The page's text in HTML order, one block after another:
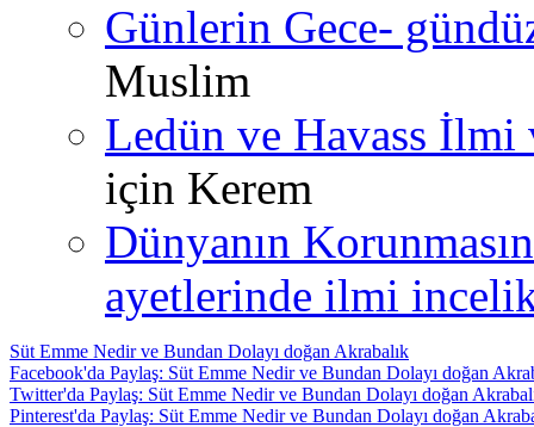
Günlerin Gece-
Muslim
Ledün ve Havass İlmi
için Kerem
Dünyanın
ayetlerinde ilmi
Süt Emme Nedir ve Bundan Dolayı doğan Akrabalık
Facebook'da Paylaş: Süt Emme Nedir ve Bundan Dolayı doğan
Twitter'da Paylaş: Süt Emme Nedir ve Bundan Dolayı doğan
Pinterest'da Paylaş: Süt Emme Nedir ve Bundan Dolayı doğan